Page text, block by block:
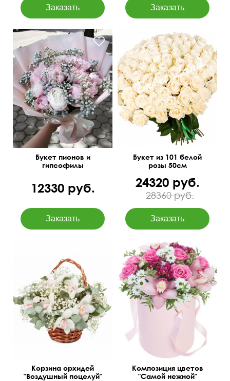
Букет пионов и
гипсофилы
12330 руб.
Под атласную ленту
Букет из 101 белой
розы 50см
24320 руб.
28360 руб.
Эвкалипт Цинерия,
гипсофила, оазис.
35 см
35 см
Корзина орхидей
"Воздушный поцелуй"
Розы Россия, орхидея
цимбидиум в колбе,
хризантемы сантини,
папоротник, питтоспорум
Композиция цветов
"Самой нежной"